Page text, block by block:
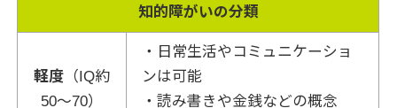
知的障がいの分類
軽度 （IQ約
50～70）
・日常生活やコミュニケーショ
ンは可能
・読み書きや金銭などの概念